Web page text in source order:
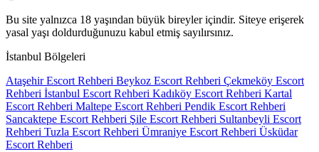
Bu site yalnızca 18 yaşından büyük bireyler içindir. Siteye erişerek
yasal yaşı doldurduğunuzu kabul etmiş sayılırsınız.
İstanbul Bölgeleri
Ataşehir Escort Rehberi Beykoz Escort Rehberi Çekmeköy Escort
Rehberi İstanbul Escort Rehberi Kadıköy Escort Rehberi Kartal
Escort Rehberi Maltepe Escort Rehberi Pendik Escort Rehberi
Sancaktepe Escort Rehberi Şile Escort Rehberi Sultanbeyli Escort
Rehberi Tuzla Escort Rehberi Ümraniye Escort Rehberi Üsküdar
Escort Rehberi